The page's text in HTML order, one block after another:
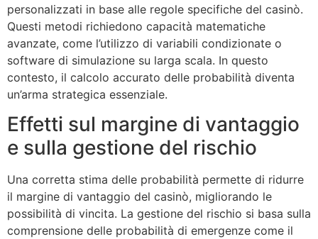
personalizzati in base alle regole specifiche del casinò.
Questi metodi richiedono capacità matematiche
avanzate, come l’utilizzo di variabili condizionate o
software di simulazione su larga scala. In questo
contesto, il calcolo accurato delle probabilità diventa
un’arma strategica essenziale.
Effetti sul margine di vantaggio
e sulla gestione del rischio
Una corretta stima delle probabilità permette di ridurre
il margine di vantaggio del casinò, migliorando le
possibilità di vincita. La gestione del rischio si basa sulla
comprensione delle probabilità di emergenze come il